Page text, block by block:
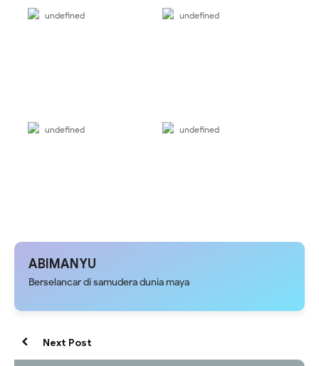
undefined undefined
undefined undefined
ABIMANYU
Berselancar di samudera dunia maya
Next Post